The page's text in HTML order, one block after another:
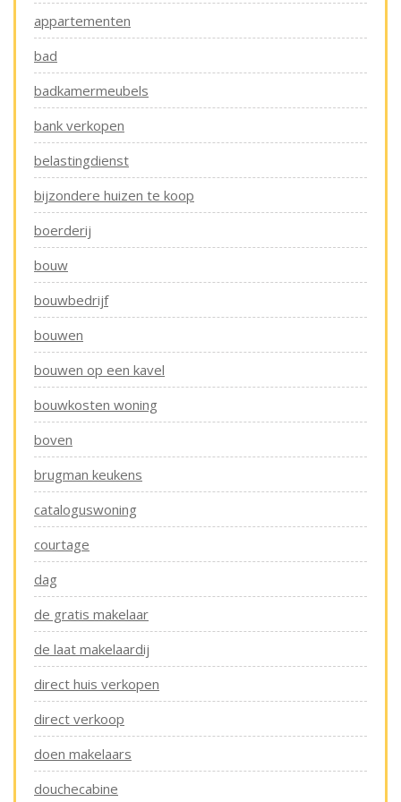
appartementen
bad
badkamermeubels
bank verkopen
belastingdienst
bijzondere huizen te koop
boerderij
bouw
bouwbedrijf
bouwen
bouwen op een kavel
bouwkosten woning
boven
brugman keukens
cataloguswoning
courtage
dag
de gratis makelaar
de laat makelaardij
direct huis verkopen
direct verkoop
doen makelaars
douchecabine